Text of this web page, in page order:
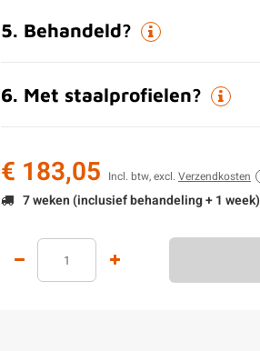
5. Behandeld?
6. Met staalprofielen?
€ 183,05 Incl. btw, excl. Verzendkosten
7 weken (inclusief behandeling + 1 week)